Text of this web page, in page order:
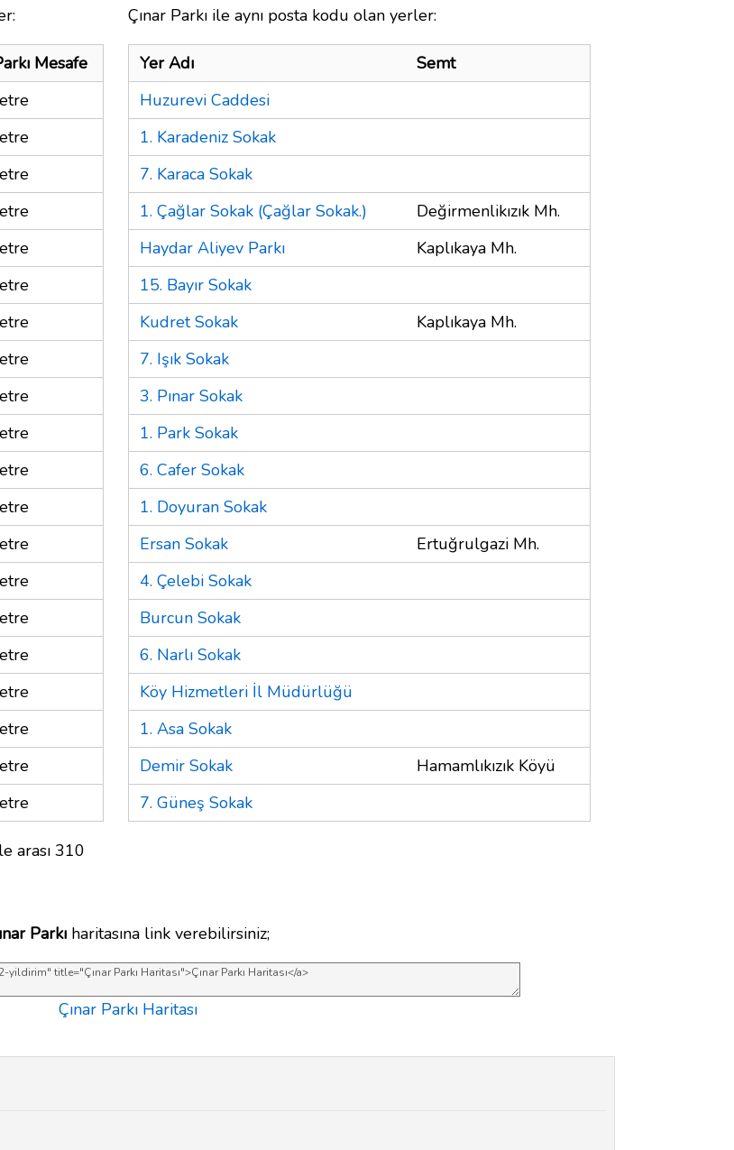
Mesafe
arası 310
Çınar Parkı ile aynı posta kodu olan yerler:
Yer Adı
Semt
Huzurevi Caddesi
1. Karadeniz Sokak
7. Karaca Sokak
1. Çağlar Sokak (Çağlar Sokak.)
Değirmenlikızık Mh.
Haydar Aliyev Parkı
Kaplıkaya Mh.
15. Bayır Sokak
Kudret Sokak
Kaplıkaya Mh.
7. Işık Sokak
3. Pınar Sokak
1. Park Sokak
6. Cafer Sokak
1. Doyuran Sokak
Ersan Sokak
Ertuğrulgazi Mh.
4. Çelebi Sokak
Burcun Sokak
6. Narlı Sokak
Köy Hizmetleri İl Müdürlüğü
1. Asa Sokak
Demir Sokak
Hamamlıkızık Köyü
7. Güneş Sokak
Parkıharitasına link verebilirsiniz;
Çınar Parkı Haritası